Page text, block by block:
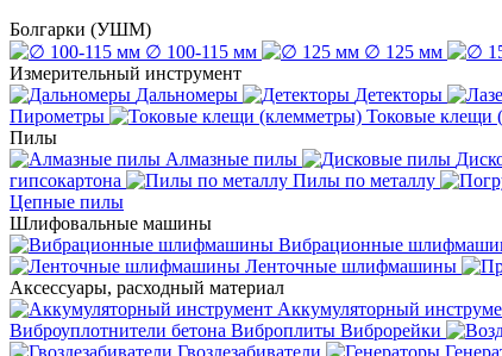
Болгарки (УШМ)
∅ 100-115 мм
∅ 125 мм
Измерительный инструмент
Дальномеры
Детекторы
Пирометры
Токовые клещи
Пилы
Алмазные пилы
гипсокартона
Пилы по металлу
Цепные пилы
Шлифовальные машины
Вибрационные
Ленточные шлифмашины
Аксессуары, расходный материал
Аккумуляторный
Виброуплотнители бетона Виброплиты Виброрейки
Гвоздезабиватели